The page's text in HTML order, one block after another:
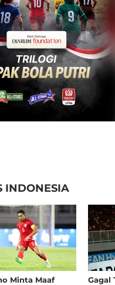
INDONESIA
Minta Maaf
Gagal